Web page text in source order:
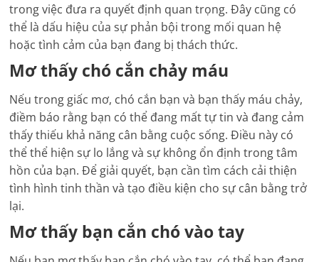
trong việc đưa ra quyết định quan trọng. Đây cũng có
thể là dấu hiệu của sự phản bội trong mối quan hệ
hoặc tình cảm của bạn đang bị thách thức.
Mơ thấy chó cắn chảy máu
Nếu trong giấc mơ, chó cắn bạn và bạn thấy máu chảy,
điềm báo rằng bạn có thể đang mất tự tin và đang cảm
thấy thiếu khả năng cân bằng cuộc sống. Điều này có
thể thể hiện sự lo lắng và sự không ổn định trong tâm
hồn của bạn. Để giải quyết, bạn cần tìm cách cải thiện
tình hình tinh thần và tạo điều kiện cho sự cân bằng trở
lại.
Mơ thấy bạn cắn chó vào tay